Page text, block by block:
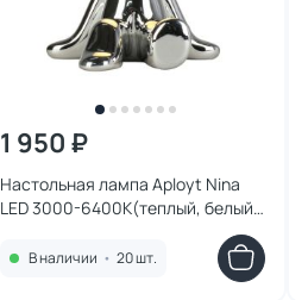
1 950 ₽
Настольная лампа Aployt Nina
LED 3000-6400К(теплый, белый,
В наличии • 20 шт.